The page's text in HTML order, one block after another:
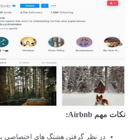
نکات مهم Airbnb
:
در نظر گرفتن هشتگ های اختصاصی